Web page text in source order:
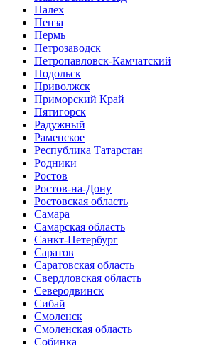
Палех
Пенза
Пермь
Петрозаводск
Петропавловск-Камчатский
Подольск
Приволжск
Приморский Край
Пятигорск
Радужный
Раменское
Республика Татарстан
Родники
Ростов
Ростов-на-Дону
Ростовская область
Самара
Самарская область
Санкт-Петербург
Саратов
Саратовская область
Свердловская область
Северодвинск
Сибай
Смоленск
Смоленская область
Собинка